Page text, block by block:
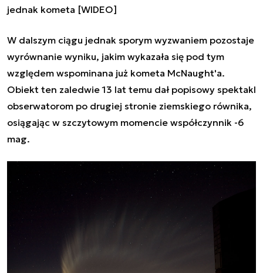
jednak kometa [WIDEO]
W dalszym ciągu jednak sporym wyzwaniem pozostaje
wyrównanie wyniku, jakim wykazała się pod tym
względem wspominana już kometa McNaught'a.
Obiekt ten zaledwie 13 lat temu dał popisowy spektakl
obserwatorom po drugiej stronie ziemskiego równika,
osiągając w szczytowym momencie współczynnik -6
mag.